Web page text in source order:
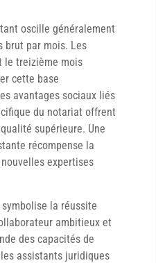
oscille généralement
brut par mois. Les
le treizième mois
cette base
avantages sociaux liés
du notariat offrent
supérieure. Une
récompense la
expertises
la réussite
ambitieux et
des capacités de
assistants juridiques